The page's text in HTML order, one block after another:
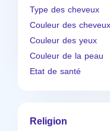
Type des cheveux
Couleur des cheveux
Couleur des yeux
Couleur de la peau
Etat de santé
Religion